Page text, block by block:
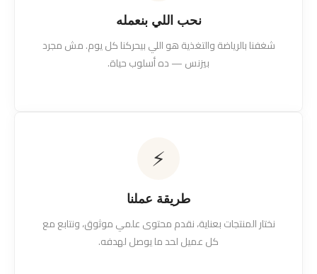
نحب اللي بنعمله
شغفنا بالرياضة والتغذية هو اللي بيحركنا كل يوم. مش مجرد
بيزنس — ده أسلوب حياة.
⚡
طريقة عملنا
نختار المنتجات بعناية، نقدم محتوى علمي موثوق، ونتابع مع
كل عميل لحد ما يوصل لهدفه.